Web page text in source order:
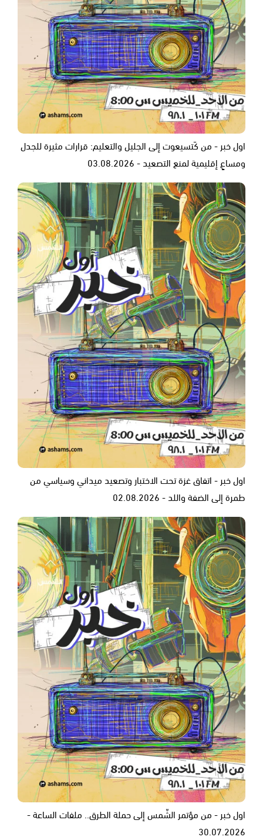
اول خبر - من كَتسيعوت إلى الجليل والتعليم: قرارات مثيرة للجدل
ومساعٍ إقليمية لمنع التصعيد - 03.08.2026
اول خبر - اتفاق غزة تحت الاختبار وتصعيد ميداني وسياسي من
طمرة إلى الضفة واللد - 02.08.2026
اول خبر - من مؤتمر الشّمس إلى حملة الطرق.. ملفات الساعة -
30.07.2026